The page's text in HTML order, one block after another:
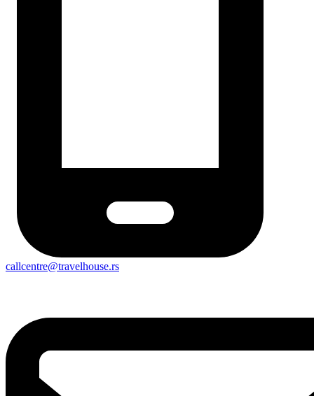
callcentre@travelhouse.rs